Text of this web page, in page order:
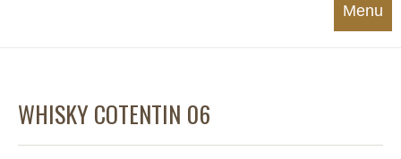
Menu
WHISKY COTENTIN 06